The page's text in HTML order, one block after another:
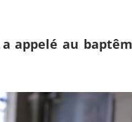
appelé au